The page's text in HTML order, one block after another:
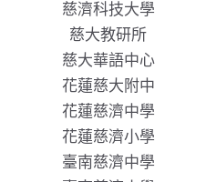
慈濟科技大學
慈大教研所
慈大華語中心
花蓮慈大附中
花蓮慈濟中學
花蓮慈濟小學
臺南慈濟中學